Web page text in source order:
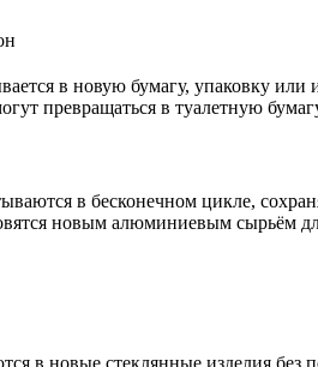
в новую бумагу, упаковку
превращаться в туалетную
в бесконечном цикле,
новым алюминиевым сырьём
в новые стеклянные изделия без